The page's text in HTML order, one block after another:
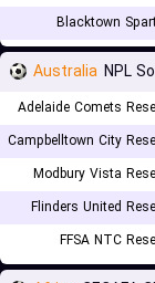
Blacktown
Australia NPL
Adelaide Comets
Campbelltown City
Modbury Vista
Flinders United
FFSA NTC